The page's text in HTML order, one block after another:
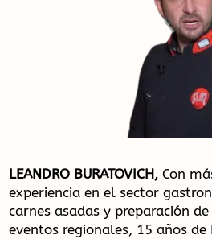
LEANDRO BURATOVICH,Con
experiencia en el sector
carnes asadas y preparación
eventos regionales, 15 años de